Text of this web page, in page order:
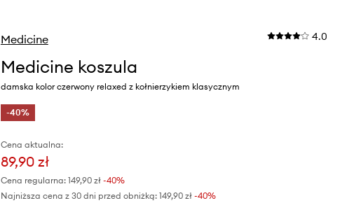
Medicine 4.0
Medicine koszula
damska kolor czerwony relaxed z kołnierzykiem klasycznym
-40%
Cena aktualna:
89,90 zł
Cena regularna: 149,90 zł-40%
Najniższa cena z 30 dni przed obniżką: 149,90 zł -40%